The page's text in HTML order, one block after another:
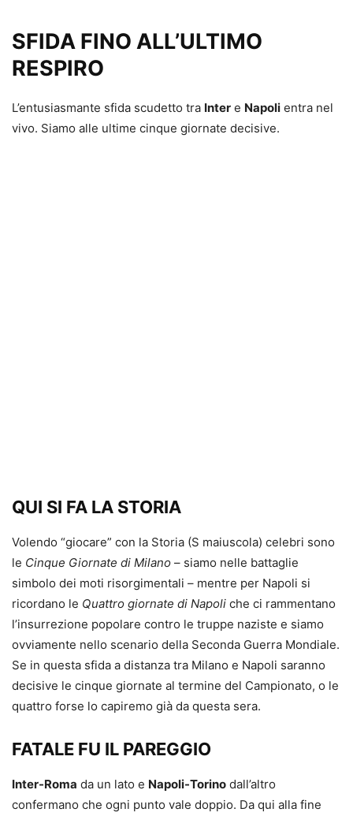
SFIDA FINO ALL’ULTIMO
RESPIRO
L’entusiasmante sfida scudetto tra Inter e Napoli entra nel
vivo. Siamo alle ultime cinque giornate decisive.
QUI SI FA LA STORIA
Volendo “giocare” con la Storia (S maiuscola) celebri sono
le Cinque Giornate di Milano – siamo nelle battaglie
simbolo dei moti risorgimentali – mentre per Napoli si
ricordano le Quattro giornate di Napoli che ci rammentano
l’insurrezione popolare contro le truppe naziste e siamo
ovviamente nello scenario della Seconda Guerra Mondiale.
Se in questa sfida a distanza tra Milano e Napoli saranno
decisive le cinque giornate al termine del Campionato, o le
quattro forse lo capiremo già da questa sera.
FATALE FU IL PAREGGIO
Inter-Roma da un lato e Napoli-Torino dall’altro
confermano che ogni punto vale doppio. Da qui alla fine